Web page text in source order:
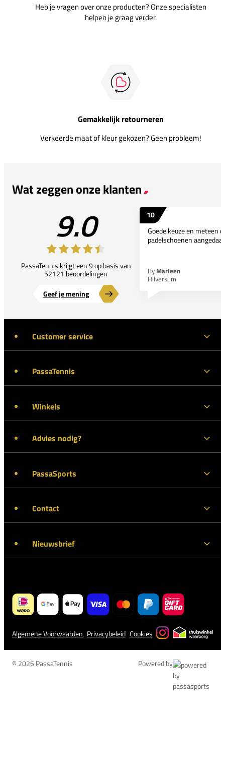
Heb je vragen over onze producten? Onze specialisten
helpen je graag verder.
Gemakkelijk retourneren
Verkeerde maat of kleur gekozen? Geen probleem!
Wat zeggen onze klanten
9.0
PassaTennis krijgt een 9 op basis van
52121 beoordelingen
Geef je mening
10
Goede keuze en meteen
padelschoenen
By Marleen
Hilversum
Customer service
PassaTennis
Winkels
Advies nodig?
PassaSports
Contact
Nieuwsbrief
Algemene Voorwaarden Privacybeleid Cookies
© 2026 PassaTennis Powered by